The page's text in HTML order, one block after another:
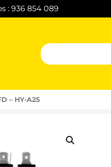
: 936 854 089
– HY-A25